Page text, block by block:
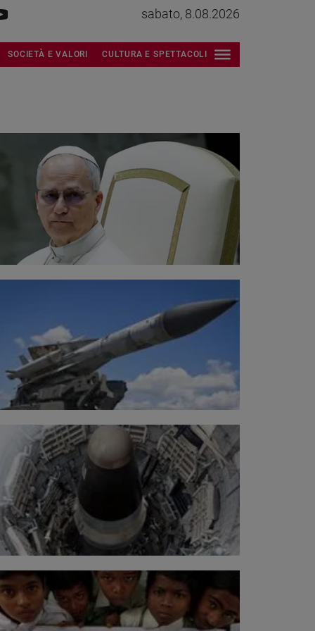
sabato, 8.08.2026
SOCIETÀ E VALORI CULTURA E SPETTACOLI